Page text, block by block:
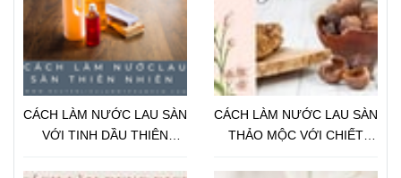
CÁCH LÀM NƯỚC LAU SÀN
VỚI TINH DẦU THIÊN
CÁCH LÀM NƯỚC LAU SÀN
THẢO MỘC VỚI CHIẾT